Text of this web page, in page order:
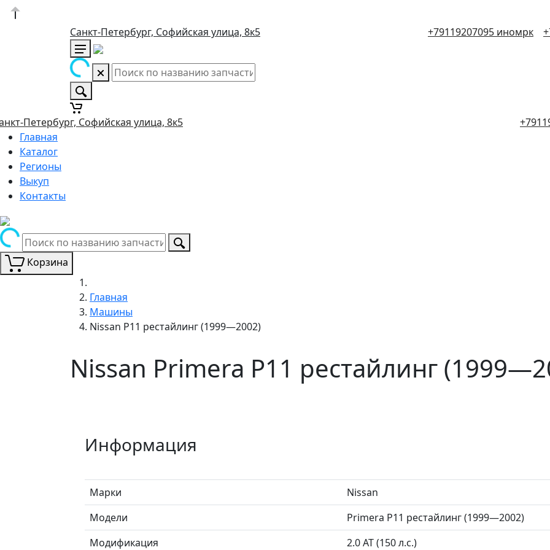
Санкт-Петербург, Софийская улица, 8к5 +79119207095 иномрк
Петербург, Софийская улица, 8к5
Главная
Каталог
Регионы
Выкуп
Контакты
Корзина
Главная
Машины
Nissan P11 рестайлинг (1999—2002)
Nissan Primera P11 рестайлинг
Информация
Марки
Nissan
Модели
Primera P11 рестайлинг (1999—2002)
Модификация
2.0 AT (150 л.с.)